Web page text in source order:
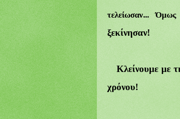
τελείωσαν... Όμως
ξεκίνησαν!
Κλείνουμε με
χρόνου!